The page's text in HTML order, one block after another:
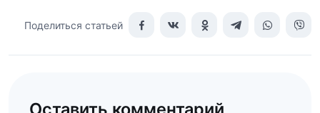
Поделиться статьей